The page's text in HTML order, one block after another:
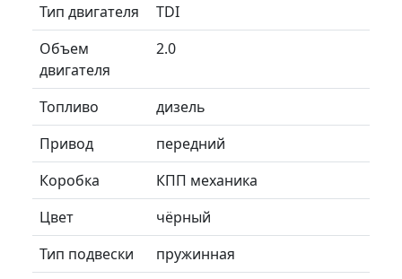
Тип двигателя
TDI
Объем
двигателя
2.0
Топливо
дизель
Привод
передний
Коробка
КПП механика
Цвет
чёрный
Тип подвески
пружинная